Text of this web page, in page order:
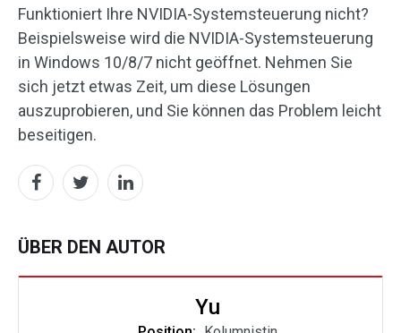
Funktioniert Ihre NVIDIA-Systemsteuerung nicht?
Beispielsweise wird die NVIDIA-Systemsteuerung
in Windows 10/8/7 nicht geöffnet. Nehmen Sie
sich jetzt etwas Zeit, um diese Lösungen
auszuprobieren, und Sie können das Problem leicht
beseitigen.
ÜBER DEN AUTOR
Yu